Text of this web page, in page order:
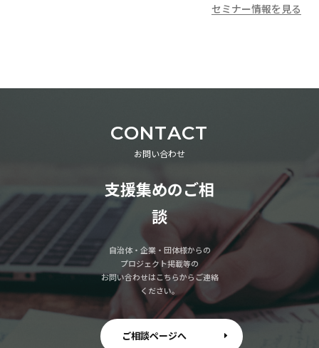
セミナー情報を見る
CONTACT
お問い合わせ
支援集めのご相
談
自治体・企業・団体様からの
プロジェクト掲載等の
お問い合わせはこちらからご連絡
ください。
ご相談ページへ